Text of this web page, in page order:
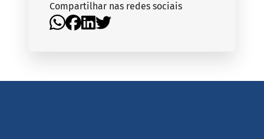
Compartilhar nas redes sociais